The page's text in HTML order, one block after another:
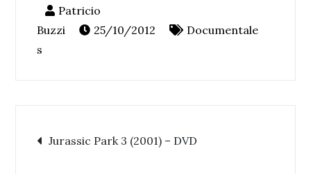
25/10/2012
Documentale
s
Navegación
Jurassic Park 3 (2001) – DVD